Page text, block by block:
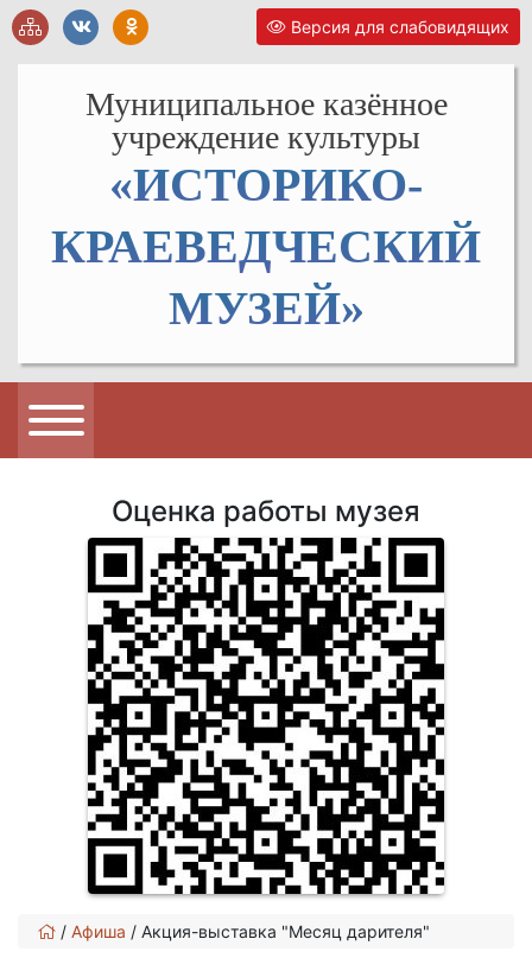
Версия для слабовидящих
Муниципальное казённое
учреждение культуры
«ИСТОРИКО-
КРАЕВЕДЧЕСКИЙ
МУЗЕЙ»
Оценка работы музея
/ Афиша / Акция-выставка "Месяц дарителя"